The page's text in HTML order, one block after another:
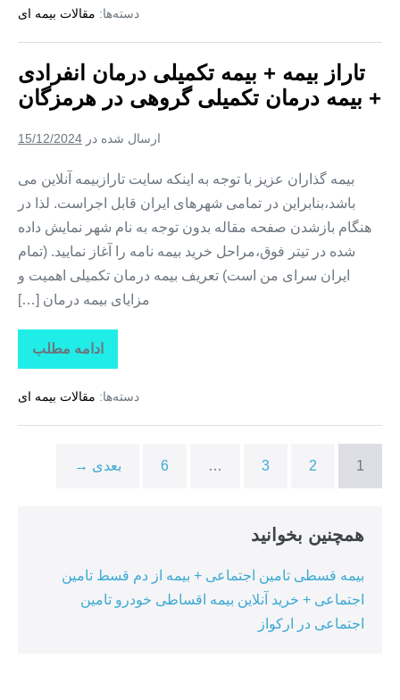
بیمه
درمان
+
بیمه
درمان
تکمیلی
در
دسته‌ها: مقالات بیمه ای
تاراز بیمه + بیمه تکمیلی درمان انفرادی
+ بیمه درمان تکمیلی گروهی در هرمزگان
ارسال شده در 15/12/2024
بیمه گذاران عزیز با توجه به اینکه سایت تارازبیمه آنلاین می
باشد،بنابراین در تمامی شهرهای ایران قابل اجراست. لذا در
هنگام بازشدن صفحه مقاله بدون توجه به نام شهر نمایش داده
شده در تیتر فوق،مراحل خرید بیمه نامه را آغاز نمایید. (تمام
ایران سرای من است) تعریف بیمه درمان تکمیلی اهمیت و
مزایای بیمه درمان […]
ادامه مطلب
تاراز
بیمه
بیمه
درمان
دسته‌ها: مقالات بیمه ای
1
2
3
…
6 بعدی →
همچنین بخوانید
بیمه قسطی تامین اجتماعی + بیمه از دم قسط تامین
اجتماعی + خرید آنلاین بیمه اقساطی خودرو تامین
اجتماعی در ارکواز